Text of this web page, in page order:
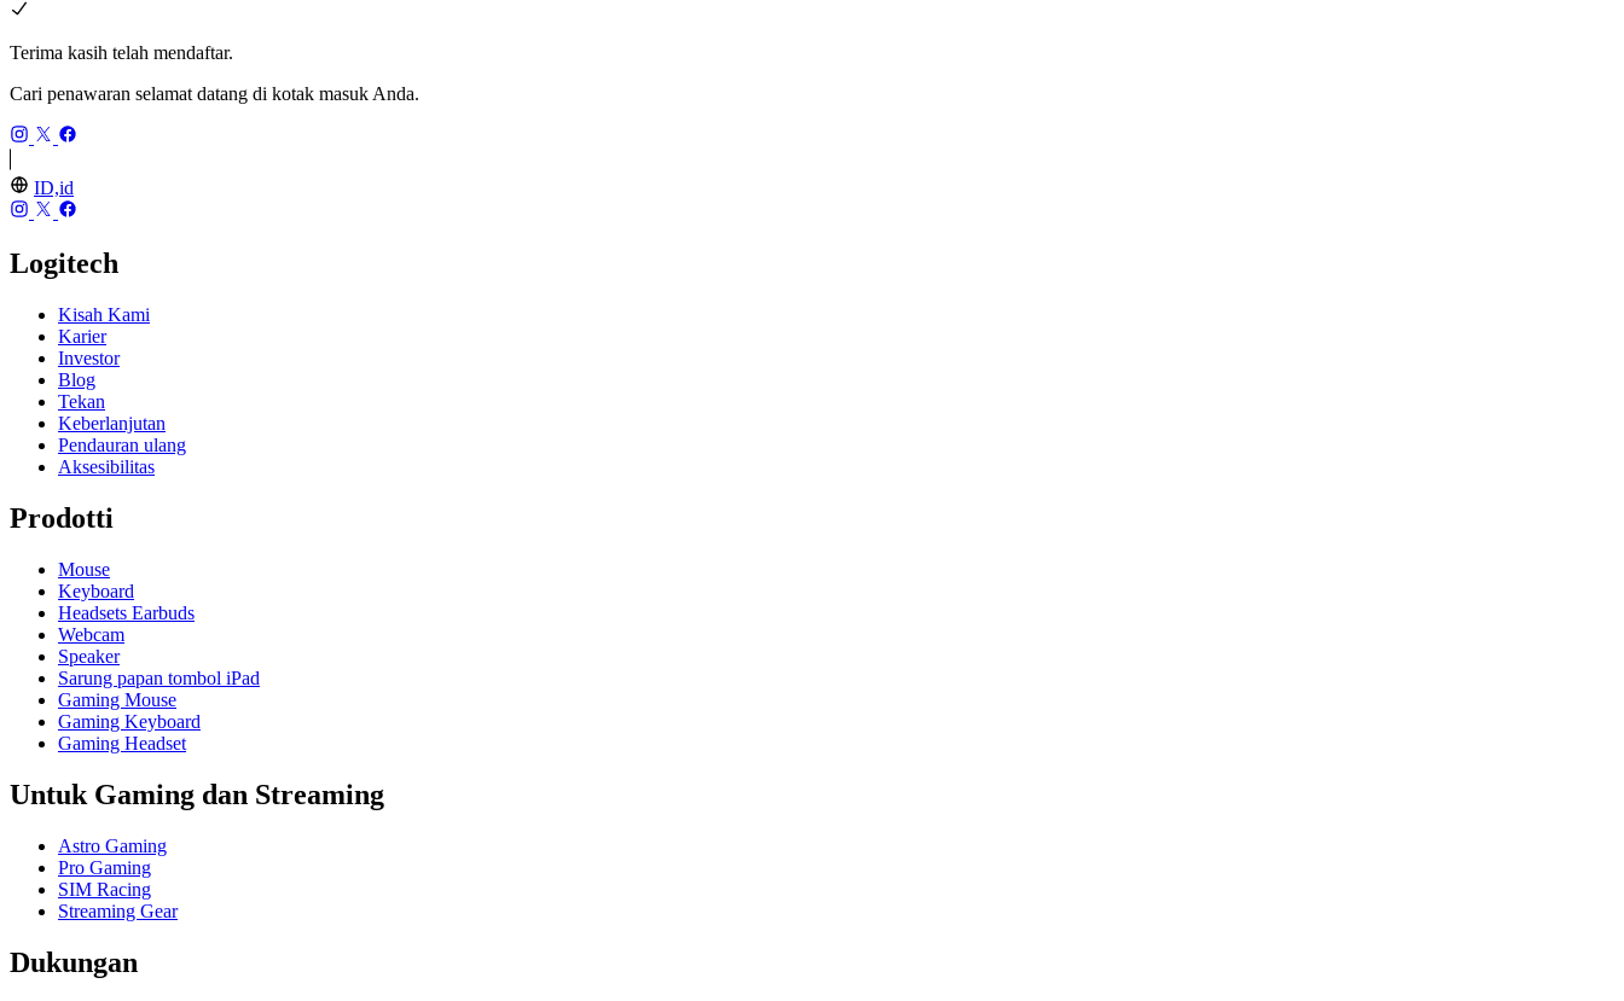
Terima kasih telah mendaftar.
Cari penawaran selamat datang di kotak masuk Anda.
ID,id
Logitech
Kisah Kami
Karier
Investor
Blog
Tekan
Keberlanjutan
Pendauran ulang
Aksesibilitas
Prodotti
Mouse
Keyboard
Headsets Earbuds
Webcam
Speaker
Sarung papan tombol iPad
Gaming Mouse
Gaming Keyboard
Gaming Headset
Untuk Gaming dan Streaming
Astro Gaming
Pro Gaming
SIM Racing
Streaming Gear
Dukungan